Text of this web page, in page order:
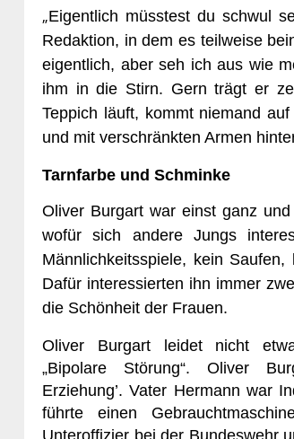
„Eigentlich müsstest du schwul
Redaktion, in dem es teilweise
eigentlich, aber seh ich aus wie
ihm in die Stirn. Gern trägt er
Teppich läuft, kommt niemand
und mit verschränkten Armen
Tarnfarbe und Schminke
Oliver Burgart war einst ganz
wofür sich andere Jungs
Männlichkeitsspiele, kein
Dafür interessierten ihn immer
die Schönheit der Frauen.
Oliver Burgart leidet nicht
„Bipolare Störung“. Oliver
Erziehung’. Vater Hermann war
führte einen
Unteroffizier bei der Bundeswehr